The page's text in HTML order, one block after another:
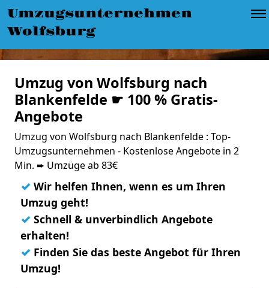
Umzugsunternehmen
Wolfsburg
Umzug von Wolfsburg nach
Blankenfelde ☛ 100 % Gratis-
Angebote
Umzug von Wolfsburg nach Blankenfelde : Top-
Umzugsunternehmen - Kostenlose Angebote in 2
Min. ➨ Umzüge ab 83€
✓ Wir helfen Ihnen, wenn es um Ihren
Umzug geht!
✓ Schnell & unverbindlich Angebote
erhalten!
✓ Finden Sie das beste Angebot für Ihren
Umzug!